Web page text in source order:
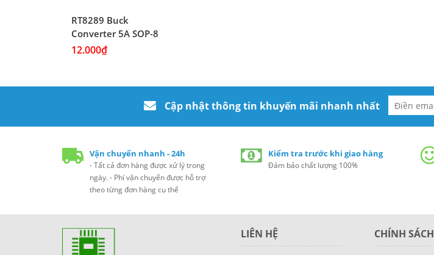
RT8289 Buck
Converter 5A SOP-8
12.000₫
Cập nhật thông tin khuyến mãi nhanh nhất
Vận chuyển nhanh - 24h
- Tất cả đơn hàng được xử lý trong
ngày. - Phí vận chuyển được hỗ trợ
theo từng đơn hàng cụ thể
Kiểm tra trước khi giao hàng
Đảm bảo chất lượng 100%
LIÊN HỆ CHÍNH SÁCH